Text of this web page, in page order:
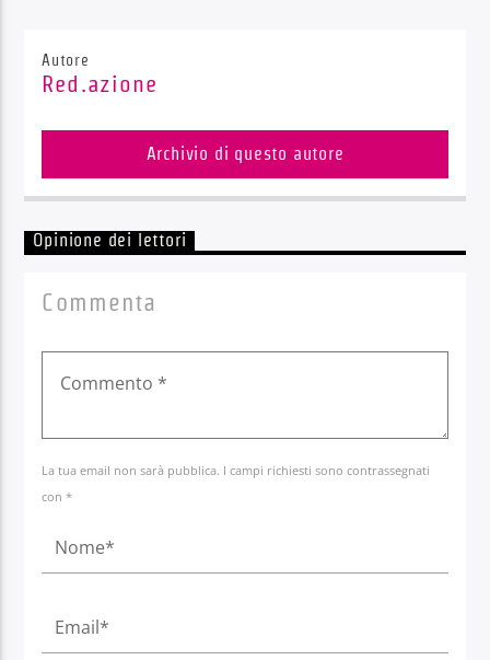
Autore
Red.azione
Archivio di questo autore
Opinione dei lettori
Commenta
La tua email non sarà pubblica. I campi richiesti sono contrassegnati
con *